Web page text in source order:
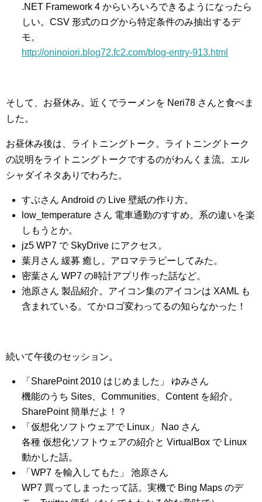
.NET Framework 4 からいろいろできるようになったら
しい。CSV 形式のログから特定条件のみ抽出するデ
モ。
http://oninoiori.blog72.fc2.com/blog-entry-913.html
そして、お昼休み。近くでラーメンを Neri78 さんと食べま
した。
お昼休み後は、ライトニングトーク。ライトニングトーク
の説明をライトニングトークでするのがわんくま流。エル
シャダイネタありでわろた。
すぷさん Android の Live 壁紙の作り方。
low_temperature さん 電車通勤のすすめ。系の違いを楽
しもうとか。
jz5 WP7 で SkyDrive にアクセス。
葉月さん 緩募 癒し。アロマテラピーしてみた。
密葉さん WP7 の時計アプリ作った話など。
池原さん 製品紹介。アイコン集のアイコンは XAML も
含まれている。てかロゴ変わってるの知らなかった！
続いて午後のセッション。
「SharePoint 2010 はじめました」 ゆみさん
機能のうち Sites、Communities、Content を紹介。
SharePoint 簡単だよ！？
「仮想化ソフトウェアで Linux」 Nao さん
各種 仮想化ソフトウェアの紹介と VirtualBox で Linux
動かした話。
「WP7 を輸入してもた」 池原さん
WP7 買ってしまったって話。実機で Bing Maps のデ